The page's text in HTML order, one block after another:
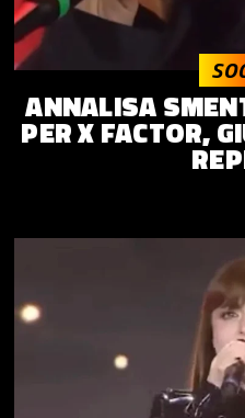
ANNALISA
PER X FACTOR,